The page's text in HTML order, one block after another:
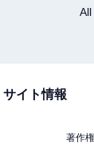
All
サイト情報
著作